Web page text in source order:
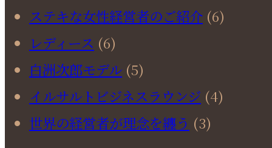
ステキな女性経営者のご紹介 (6)
レディース (6)
白洲次郎モデル (5)
イルサルトビジネスラウンジ (4)
世界の経営者が理念を纏う (3)